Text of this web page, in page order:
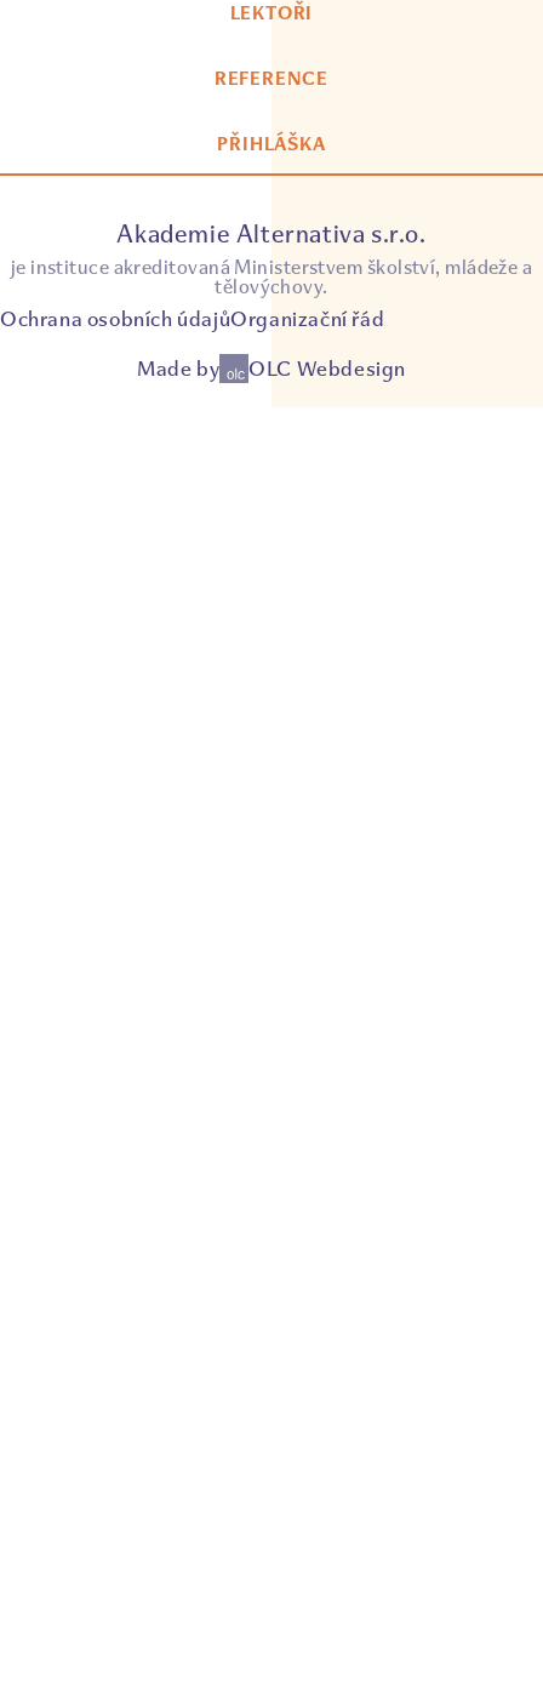
LEKTOŘI
REFERENCE
PŘIHLÁŠKA
Akademie Alternativa s.r.o.
je instituce akreditovaná Ministerstvem školství, mládeže a
tělovýchovy.
Ochrana osobních údajůOrganizační řád
Made by
OLC Webdesign